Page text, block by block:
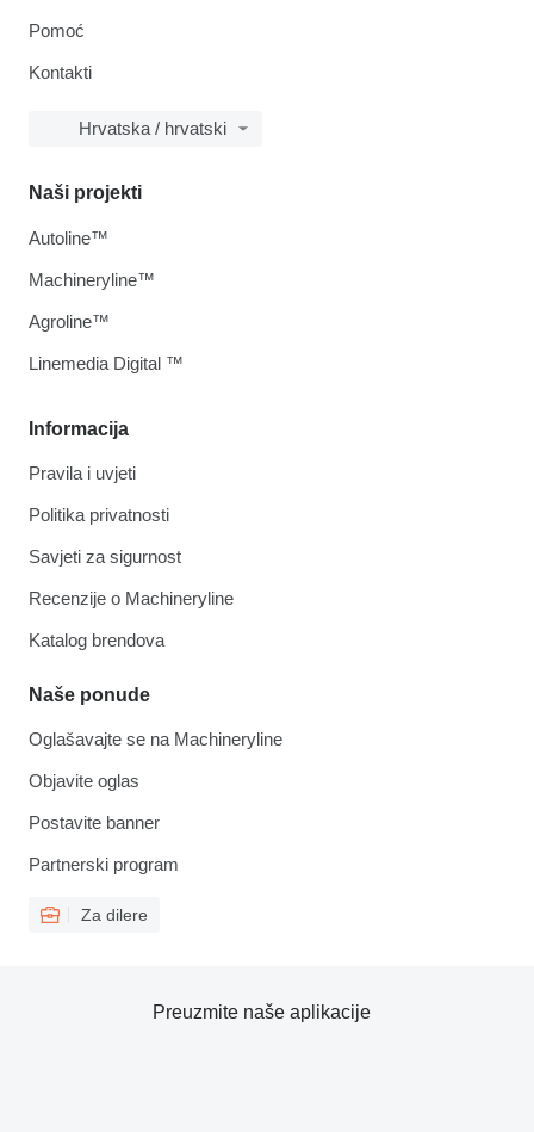
Pomoć
Kontakti
Hrvatska / hrvatski
Informacija
Pravila i uvjeti
Politika privatnosti
Savjeti za sigurnost
Recenzije o Machineryline
Katalog brendova
Naše ponude
Oglašavajte se na Machineryline
Objavite oglas
Postavite banner
Partnerski program
Za dilere
Naši projekti
Autoline™
Machineryline™
Agroline™
Linemedia Digital ™
Preuzmite naše aplikacije